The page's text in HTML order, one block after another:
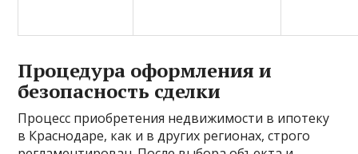
Процедура оформления и
безопасность сделки
Процесс приобретения недвижимости в ипотеку
в Краснодаре, как и в других регионах, строго